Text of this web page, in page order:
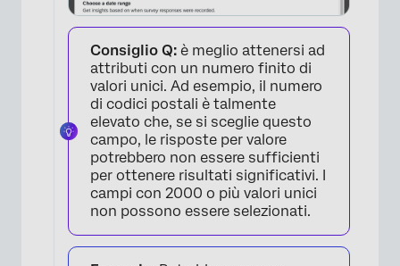
Consiglio Q: è meglio attenersi ad
attributi con un numero finito di
valori unici. Ad esempio, il numero
di codici postali è talmente
elevato che, se si sceglie questo
campo, le risposte per valore
potrebbero non essere sufficienti
per ottenere risultati significativi. I
campi con 2000 o più valori unici
non possono essere selezionati.